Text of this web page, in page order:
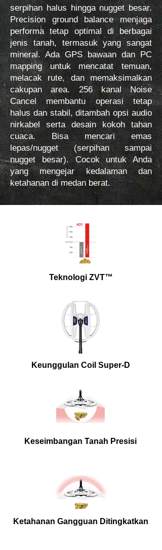
serpihan halus hingga nugget besar.
Precision ground balance menjaga
performa tetap optimal di berbagai
jenis tanah, termasuk yang sangat
mineral. Ada GPS bawaan dan PC
mapping untuk mencatat temuan,
melacak rute, dan memaksimalkan
cakupan area. 256 kanal Noise
Cancel membantu operasi tetap
halus dan stabil, ditambah opsi audio
nirkabel serta desain kokoh tahan
cuaca. Bisa mencari emas
lepas/nugget (serpihan sampai
nugget besar). Cocok untuk Anda
yang mengejar kedalaman dan
ketahanan di medan berat.
Teknologi ZVT™
Keunggulan Coil Super-D
Keseimbangan Tanah Presisi
Ketahanan Gangguan Ditingkatkan